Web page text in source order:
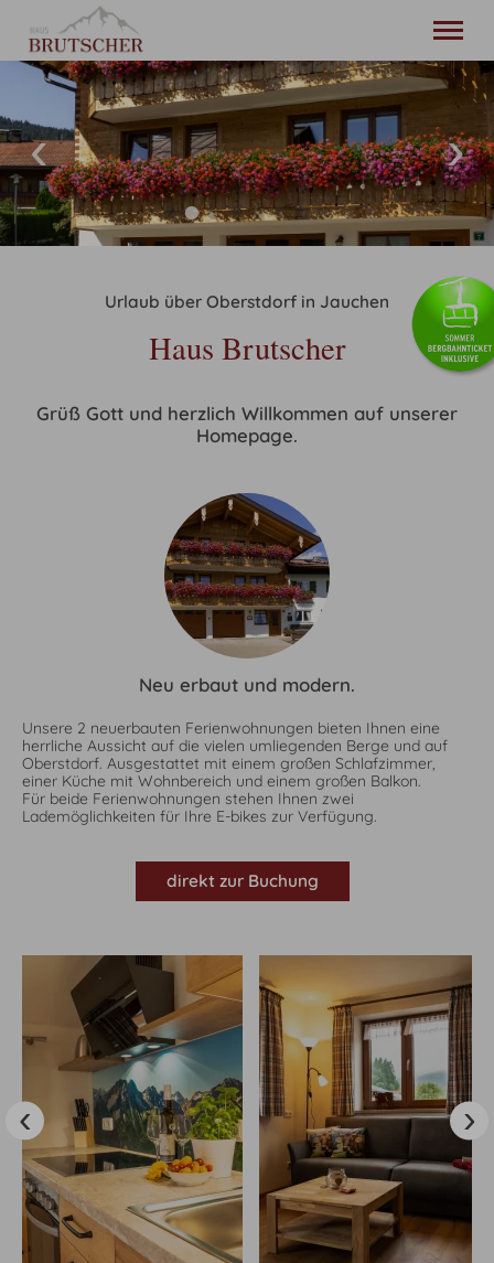
20. bis 27. August
2 Erwachsene
Startseite
Ferienwohnung
Urlaub über Oberstdorf in Jauchen
Haus Brutscher
Grüß Gott und herzlich Willkommen auf unserer
Homepage.
Neu erbaut und modern.
Unsere 2 neuerbauten Ferienwohnungen bieten Ihnen eine
herrliche Aussicht auf die vielen umliegenden Berge und auf
Oberstdorf. Ausgestattet mit einem großen Schlafzimmer,
einer Küche mit Wohnbereich und einem großen Balkon.
Für beide Ferienwohnungen stehen Ihnen zwei
Lademöglichkeiten für Ihre E-bikes zur Verfügung.
direkt zur Buchung